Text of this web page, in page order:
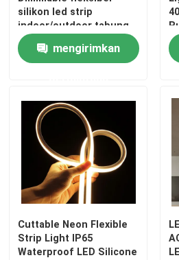
Catu Daya Modul LED
LED Neon Strip Light di luar
silikon led strip
indoor/outdoor tabung
silikon
mengirimkan
Cuttable Neon Flexible
Strip Light IP65
Waterproof LED Silicone